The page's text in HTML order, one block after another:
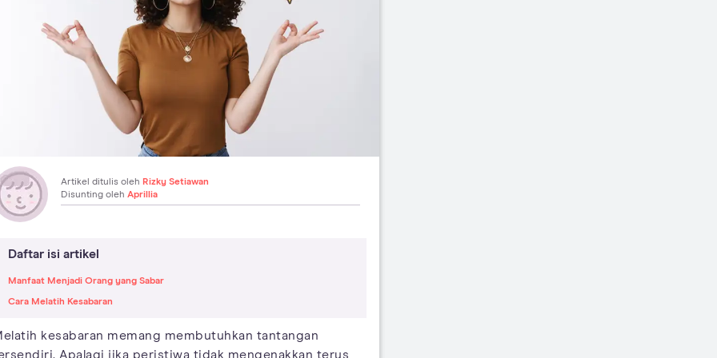
Artikel ditulis oleh Rizky Setiawan
Disunting oleh Aprillia
Daftar isi artikel
Manfaat Menjadi Orang yang Sabar
Cara Melatih Kesabaran
kesabaran memang membutuhkan tantangan
Apalagi jika peristiwa tidak mengenakkan terus